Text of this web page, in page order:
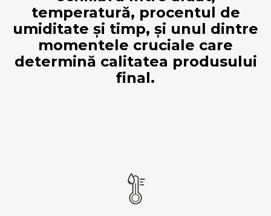
temperatură, procentul de
umiditate și timp, și unul dintre
momentele cruciale care
determină calitatea produsului
final.